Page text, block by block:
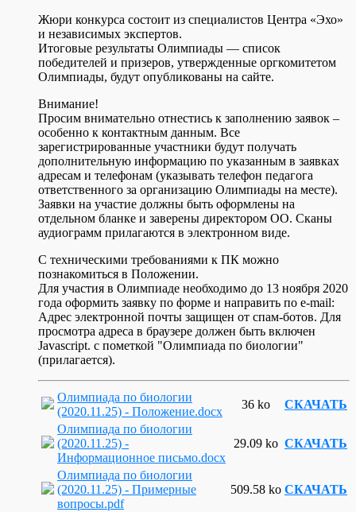
Жюри конкурса состоит из специалистов Центра «Эхо»
и независимых экспертов.
Итоговые результаты Олимпиады — список
победителей и призеров, утвержденные оргкомитетом
Олимпиады, будут опубликованы на сайте.
Внимание!
Просим внимательно отнестись к заполнению заявок –
особенно к контактным данным. Все
зарегистрированные участники будут получать
дополнительную информацию по указанным в заявках
адресам и телефонам (указывать телефон педагога
ответственного за организацию Олимпиады на месте).
Заявки на участие должны быть оформлены на
отдельном бланке и заверены директором ОО. Сканы
аудиограмм прилагаются в электронном виде.
С техническими требованиями к ПК можно
познакомиться в Положении.
Для участия в Олимпиаде необходимо до 13 ноября 2020
года оформить заявку по форме и направить по e-mail:
Адрес электронной почты защищен от спам-ботов. Для
просмотра адреса в браузере должен быть включен
Javascript. с пометкой "Олимпиада по биологии"
(прилагается).
Олимпиада по биологии
(2020.11.25) - Положение.docx
36 ko
СКАЧАТЬ
Олимпиада по биологии
(2020.11.25) -
Информационное письмо.docx
29.09 ko СКАЧАТЬ
Олимпиада по биологии
(2020.11.25) - Примерные
вопросы.pdf
509.58 ko СКАЧАТЬ